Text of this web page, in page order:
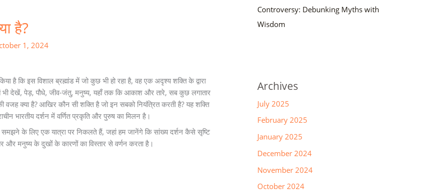
है?
1, 2024
है कि इस विशाल ब्रह्मांड में जो कुछ भी हो रहा है, वह एक अदृश्य शक्ति के द्वारा
भी देखें, पेड़, पौधे, जीव-जंतु, मनुष्य, यहाँ तक कि आकाश और तारे, सब कुछ लगातार
वजह क्या है? आखिर कौन सी शक्ति है जो इन सबको नियंत्रित करती है? यह शक्ति
भारतीय दर्शन में वर्णित प्रकृति और पुरुष का मिलन है।
के लिए एक यात्रा पर निकलते हैं, जहां हम जानेंगे कि सांख्य दर्शन कैसे सृष्टि
और मनुष्य के दुखों के कारणों का विस्तार से वर्णन करता है।
Controversy: Debunking Myths with
Wisdom
Archives
July 2025
February 2025
January 2025
December 2024
November 2024
October 2024